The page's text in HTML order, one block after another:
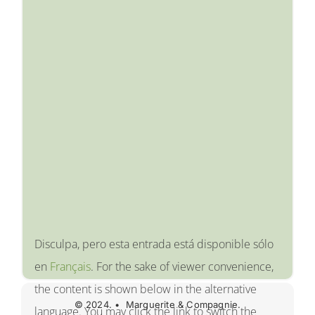
© 2024. • Marguerite & Compagnie.
Disculpa, pero esta entrada está disponible sólo
en Français. For the sake of viewer convenience,
the content is shown below in the alternative
language. You may click the link to switch the